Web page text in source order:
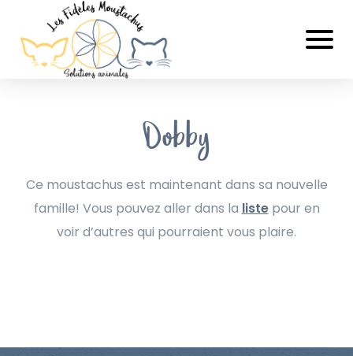
Dobby
Ce moustachus est maintenant dans sa nouvelle
famille! Vous pouvez aller dans la listepour en
voir d’autres qui pourraient vous plaire.